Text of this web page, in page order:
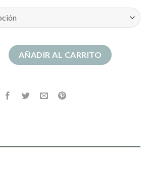
cantidad
AÑADIR AL CARRITO